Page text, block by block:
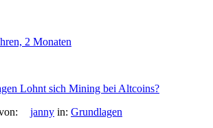
2 Monaten
Lohnt sich Mining bei Altcoins?
janny in: Grundlagen